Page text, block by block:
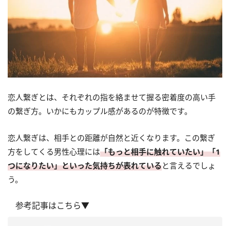
恋人繋ぎとは、それぞれの指を絡ませて握る密着度の高い手
の繋ぎ方。いかにもカップル感があるのが特徴です。
恋人繋ぎは、相手との距離が自然と近くなります。この繋ぎ
方をしてくる男性心理には「もっと相手に触れていたい」「1
つになりたい」といった気持ちが表れていると言えるでしょ
う。
参考記事はこちら▼